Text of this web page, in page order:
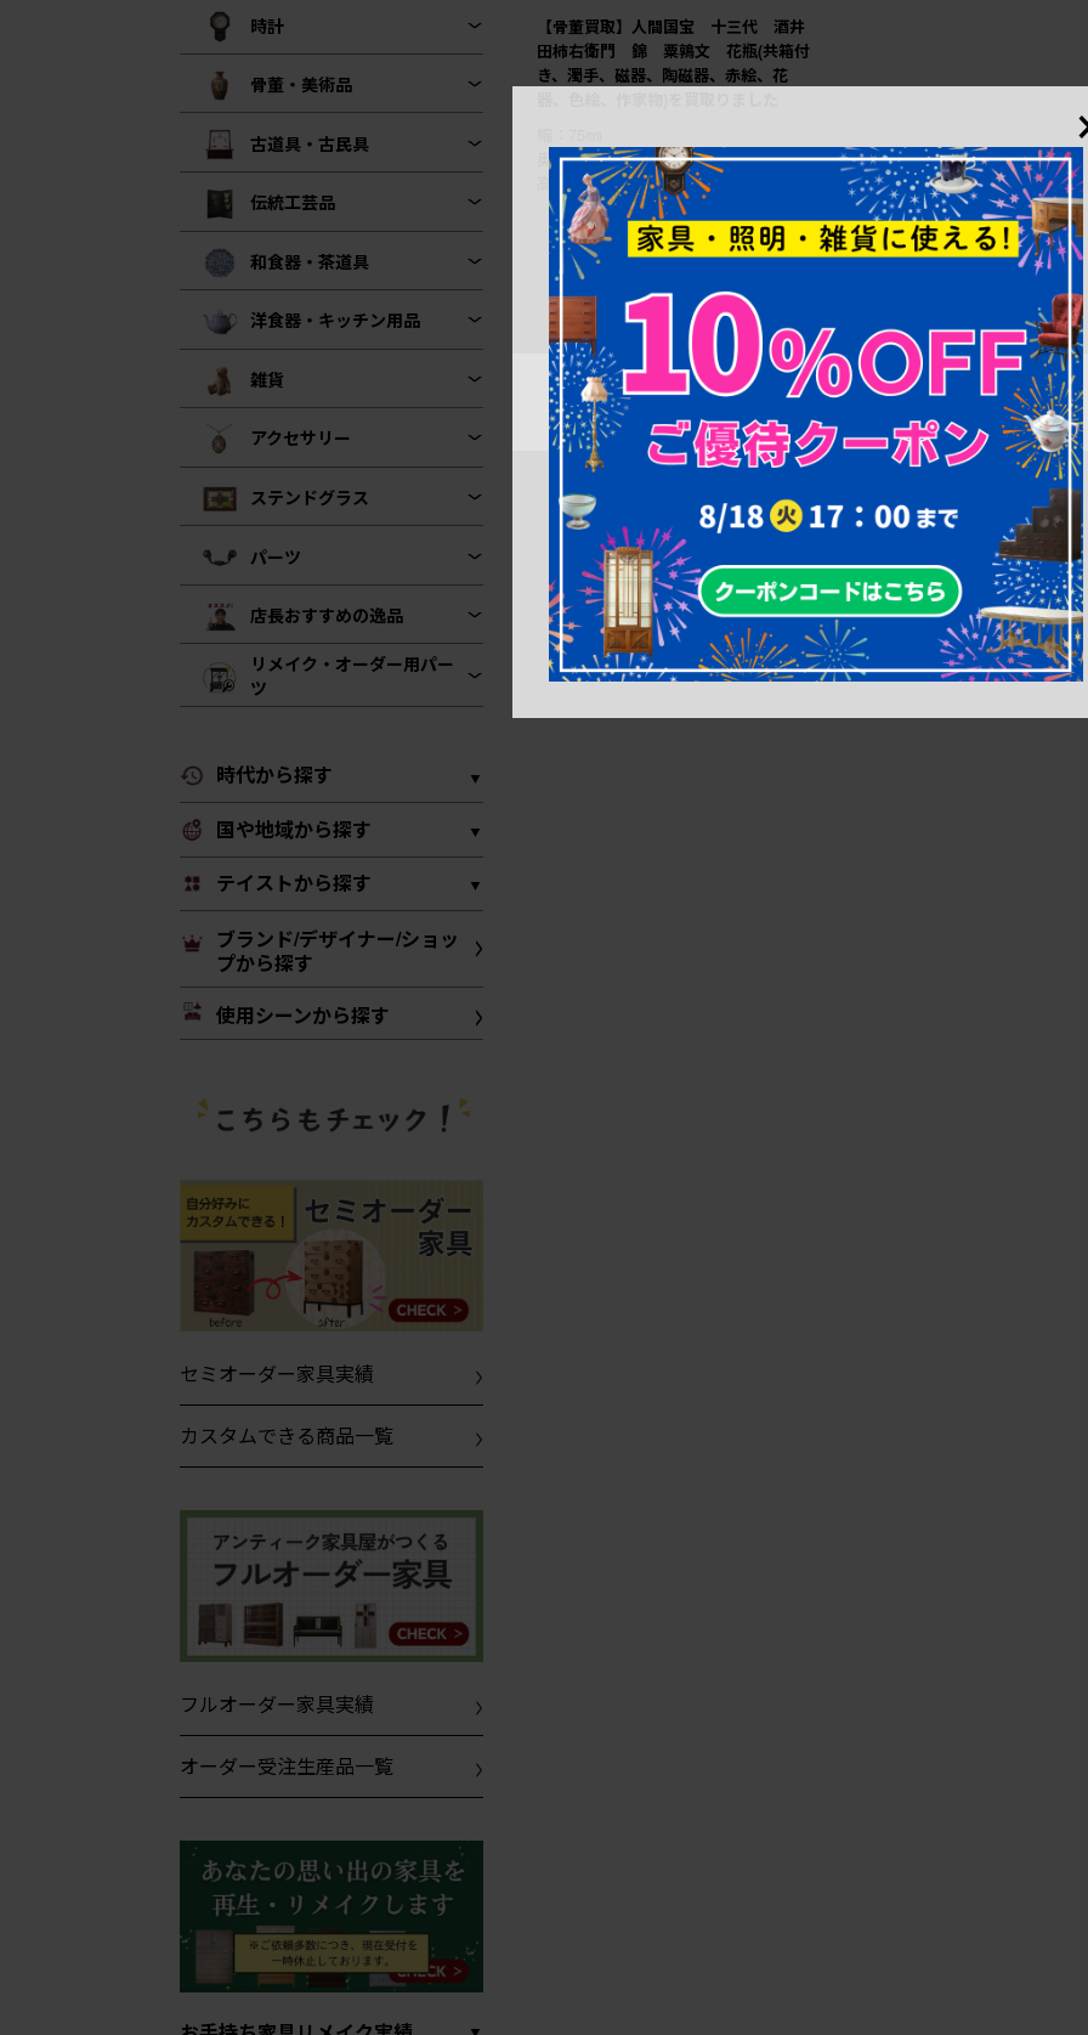
時計
骨董・美術品
古道具・古民具
伝統工芸品
和食器・茶道具
洋食器・キッチン用品
雑貨
アクセサリー
ステンドグラス
パーツ
店長おすすめの逸品
リメイク・オーダー用パー
ツ
時代から探す
国や地域から探す
テイストから探す
ブランド/デザイナー/ショッ
プから探す
使用シーンから探す
セミオーダー家具実績
カスタムできる商品一覧
フルオーダー家具実績
オーダー受注生産品一覧
【骨董買取】人間国宝 十三代 酒井
田柿右衛門 錦 粟鶉文 花瓶(共箱付
き、濁手、磁器、陶磁器、赤絵、花
奥行：75㎜
高さ：155㎜
1